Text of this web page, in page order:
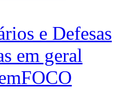
e Defesas
em geral